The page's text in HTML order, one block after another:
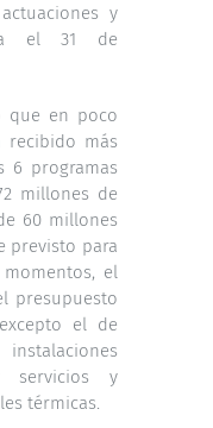
y
el 31 de
que en poco
recibido más
6 programas
millones de
60 millones
previsto para
el
presupuesto
el de
servicios y
térmicas.